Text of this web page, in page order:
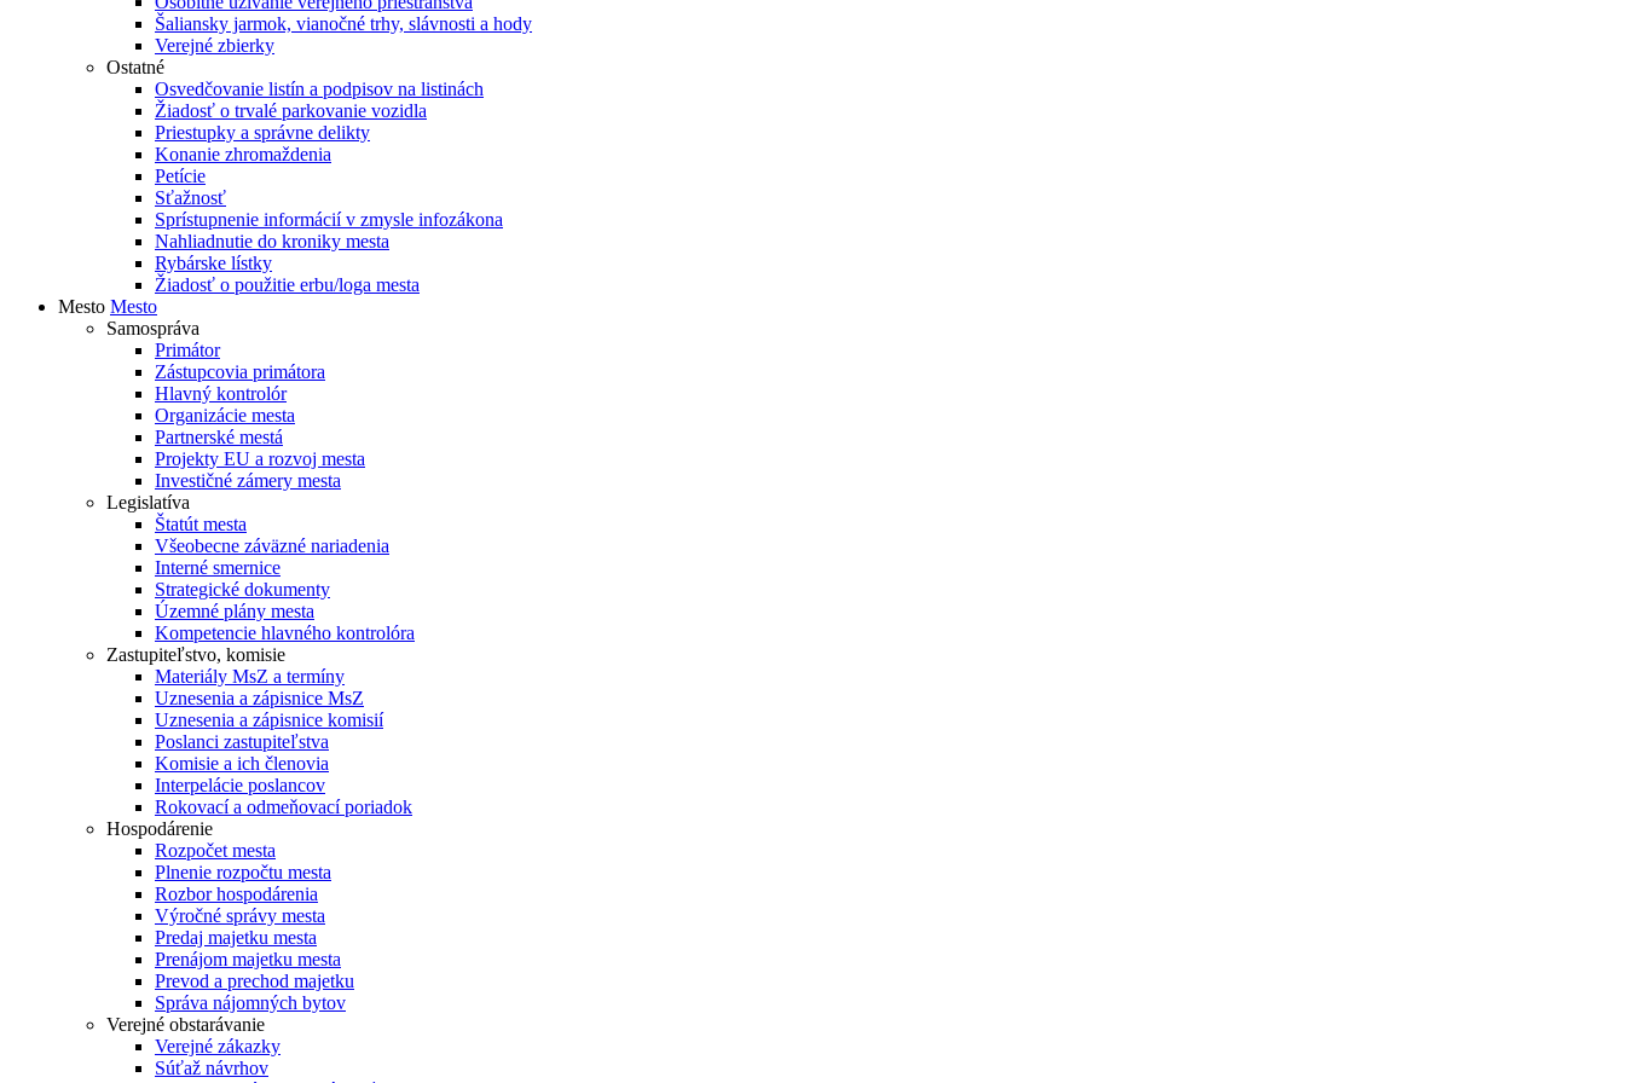
Šaliansky jarmok, vianočné trhy, slávnosti a hody
Verejné zbierky
Ostatné
Osvedčovanie listín a podpisov na listinách
Žiadosť o trvalé parkovanie vozidla
Priestupky a správne delikty
Konanie zhromaždenia
Petície
Sťažnosť
Sprístupnenie informácií v zmysle infozákona
Nahliadnutie do kroniky mesta
Rybárske lístky
Žiadosť o použitie erbu/loga mesta
Mesto Mesto
Samospráva
Primátor
Zástupcovia primátora
Hlavný kontrolór
Organizácie mesta
Partnerské mestá
Projekty EU a rozvoj mesta
Investičné zámery mesta
Legislatíva
Štatút mesta
Všeobecne záväzné nariadenia
Interné smernice
Strategické dokumenty
Územné plány mesta
Kompetencie hlavného kontrolóra
Zastupiteľstvo, komisie
Materiály MsZ a termíny
Uznesenia a zápisnice MsZ
Uznesenia a zápisnice komisií
Poslanci zastupiteľstva
Komisie a ich členovia
Interpelácie poslancov
Rokovací a odmeňovací poriadok
Hospodárenie
Rozpočet mesta
Plnenie rozpočtu mesta
Rozbor hospodárenia
Výročné správy mesta
Predaj majetku mesta
Prenájom majetku mesta
Prevod a prechod majetku
Správa nájomných bytov
Verejné obstarávanie
Verejné zákazky
Súťaž návrhov